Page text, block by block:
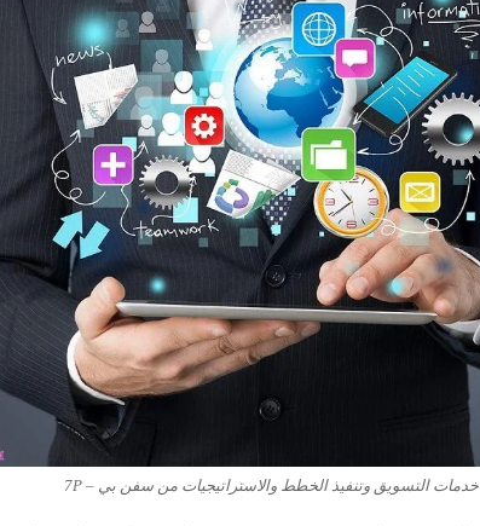
خدمات التسويق وتنفيذ الخطط والاستراتيجيات من سفن بي – 7P